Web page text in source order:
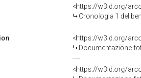
<https://w3id.org/
Cronologia 1 del
Documentazione